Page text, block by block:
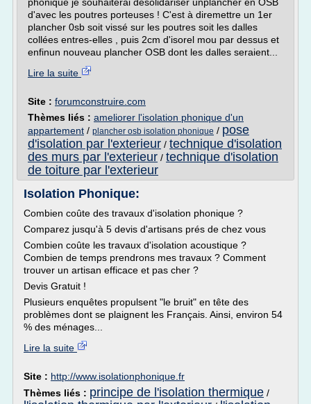
d'avec les poutres porteuses ! C'est à diremettre un 1er
plancher 0sb soit vissé sur les poutres soit les dalles
collées entres-elles , puis 2cm d'isorel mou par dessus et
enfinun nouveau plancher OSB dont les dalles seraient...
Lire la suite
Site : forumconstruire.com
Thèmes liés : ameliorer l'isolation phonique d'un
appartement / plancher osb isolation phonique / pose
d'isolation par l'exterieur / technique d'isolation
des murs par l'exterieur / technique d'isolation
de toiture par l'exterieur
Isolation Phonique:
Combien coûte des travaux d'isolation phonique ?
Comparez jusqu'à 5 devis d'artisans prés de chez vous
Combien coûte les travaux d'isolation acoustique ?
Combien de temps prendrons mes travaux ? Comment
trouver un artisan efficace et pas cher ?
Devis Gratuit !
Plusieurs enquêtes propulsent "le bruit" en tête des
problèmes dont se plaignent les Français. Ainsi, environ 54
% des ménages...
Lire la suite
Site : http://www.isolationphonique.fr
Thèmes liés : principe de l'isolation thermique /